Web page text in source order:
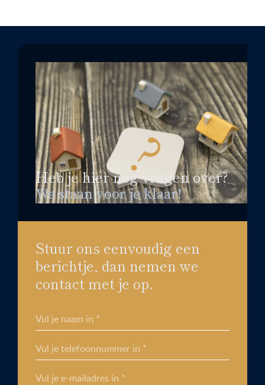
Heb je hier nog vragen over?
We staan voor je klaar!
Stuur ons eenvoudig een
berichtje, dan nemen we
contact met je op.
Vul je naam in *
Vul je telefoonnummer in *
Vul je e-mailadres in *